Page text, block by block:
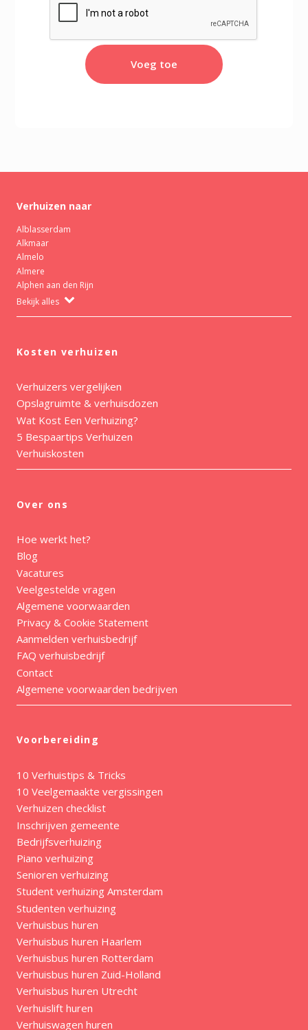
Voeg toe
Verhuizen naar
Alblasserdam
Alkmaar
Almelo
Almere
Alphen aan den Rijn
Bekijk alles
Kosten verhuizen
Verhuizers vergelijken
Opslagruimte & verhuisdozen
Wat Kost Een Verhuizing?
5 Bespaartips Verhuizen
Verhuiskosten
Over ons
Hoe werkt het?
Blog
Vacatures
Veelgestelde vragen
Algemene voorwaarden
Privacy & Cookie Statement
Aanmelden verhuisbedrijf
FAQ verhuisbedrijf
Contact
Algemene voorwaarden bedrijven
Voorbereiding
10 Verhuistips & Tricks
10 Veelgemaakte vergissingen
Verhuizen checklist
Inschrijven gemeente
Bedrijfsverhuizing
Piano verhuizing
Senioren verhuizing
Student verhuizing Amsterdam
Studenten verhuizing
Verhuisbus huren
Verhuisbus huren Haarlem
Verhuisbus huren Rotterdam
Verhuisbus huren Zuid-Holland
Verhuisbus huren Utrecht
Verhuislift huren
Verhuiswagen huren